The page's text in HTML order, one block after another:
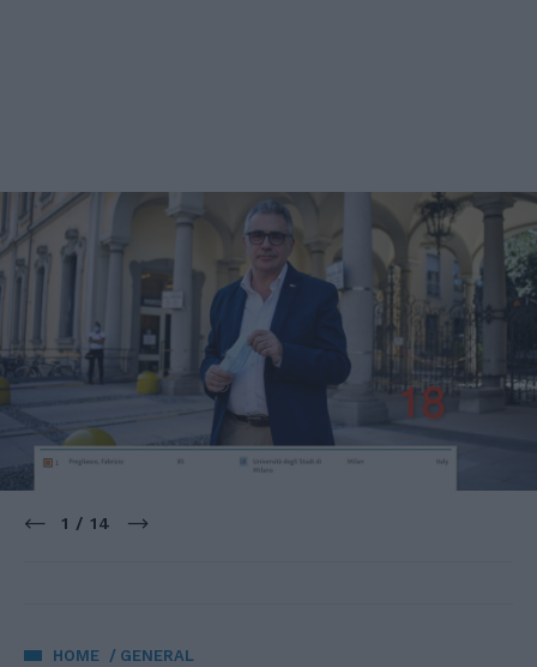
1 / 14
HOME GENERAL